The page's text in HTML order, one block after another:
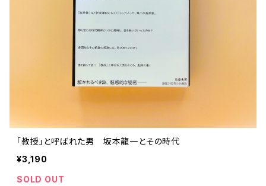
「教授」と呼ばれた男 坂本龍一とその時代
¥3,190
SOLD OUT